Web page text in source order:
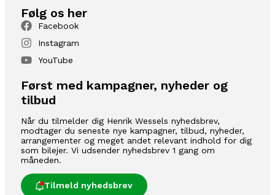
Følg os her
Facebook
Instagram
YouTube
Først med kampagner, nyheder og
tilbud
Når du tilmelder dig Henrik Wessels nyhedsbrev,
modtager du seneste nye kampagner, tilbud, nyheder,
arrangementer og meget andet relevant indhold for dig
som bilejer. Vi udsender nyhedsbrev 1 gang om
måneden.
Tilmeld nyhedsbrev